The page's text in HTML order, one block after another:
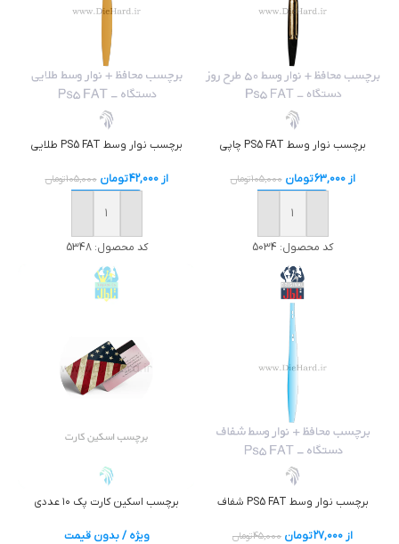
برچسب نوار وسط PS5 FAT چاپی
از63,000تومان 105,000تومان
خرید
کد محصول: 5034
برچسب نوار وسط PS5 FAT طلایی
از42,000تومان 105,000تومان
خرید
کد محصول:5348
برچسب نوار وسط PS5 FAT شفاف
از 27,000تومان 45,000تومان
برچسب اسکین کارت پک ۱۰ عددی
ویژه / بدون قیمت